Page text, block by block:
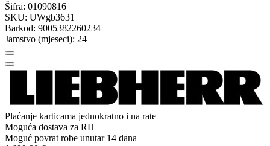
Šifra: 01090816
SKU: UWgb3631
Barkod: 9005382260234
Jamstvo (mjeseci): 24
Plaćanje karticama jednokratno i na rate
Moguća dostava za RH
Moguć povrat robe unutar 14 dana